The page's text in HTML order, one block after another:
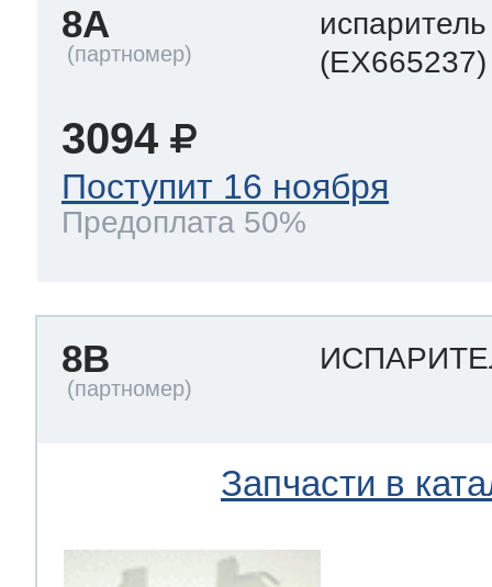
8A
(EX665237)
3094
Поступит 16 ноября
Предоплата 50%
8B
Запчасти в